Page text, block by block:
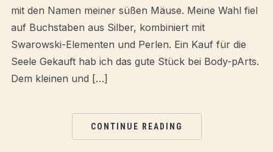
mit den Namen meiner süßen Mäuse. Meine Wahl fiel
auf Buchstaben aus Silber, kombiniert mit
Swarowski-Elementen und Perlen. Ein Kauf für die
Seele Gekauft hab ich das gute Stück bei Body-pArts.
Dem kleinen und […]
CONTINUE READING